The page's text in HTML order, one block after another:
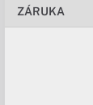
ZÁRUKA